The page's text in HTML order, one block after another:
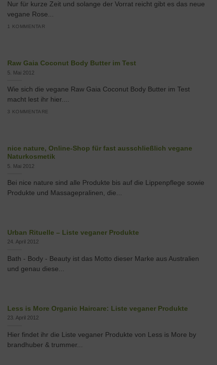
Nur für kurze Zeit und solange der Vorrat reicht gibt es das neue
vegane Rose...
1 KOMMENTAR
Raw Gaia Coconut Body Butter im Test
5. Mai 2012
Wie sich die vegane Raw Gaia Coconut Body Butter im Test
macht lest ihr hier....
3 KOMMENTARE
nice nature, Online-Shop für fast ausschließlich vegane
Naturkosmetik
5. Mai 2012
Bei nice nature sind alle Produkte bis auf die Lippenpflege sowie
Produkte und Massagepralinen, die...
Urban Rituelle – Liste veganer Produkte
24. April 2012
Bath - Body - Beauty ist das Motto dieser Marke aus Australien
und genau diese...
Less is More Organic Haircare: Liste veganer Produkte
23. April 2012
Hier findet ihr die Liste veganer Produkte von Less is More by
brandhuber & trummer...